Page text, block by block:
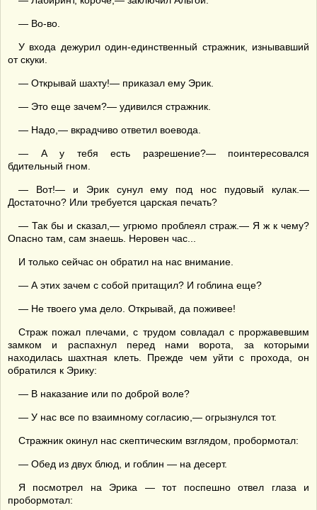
— Во-во.
У входа дежурил один-единственный стражник, изнывавший
от скуки.
— Открывай шахту!— приказал ему Эрик.
— Это еще зачем?— удивился стражник.
— Надо,— вкрадчиво ответил воевода.
— А у тебя есть разрешение?— поинтересовался
бдительный гном.
— Вот!— и Эрик сунул ему под нос пудовый кулак.—
Достаточно? Или требуется царская печать?
— Так бы и сказал,— угрюмо проблеял страж.— Я ж к чему?
Опасно там, сам знаешь. Неровен час...
И только сейчас он обратил на нас внимание.
— А этих зачем с собой притащил? И гоблина еще?
— Не твоего ума дело. Открывай, да поживее!
Страж пожал плечами, с трудом совладал с проржавевшим
замком и распахнул перед нами ворота, за которыми
находилась шахтная клеть. Прежде чем уйти с прохода, он
обратился к Эрику:
— В наказание или по доброй воле?
— У нас все по взаимному согласию,— огрызнулся тот.
Стражник окинул нас скептическим взглядом, пробормотал:
— Обед из двух блюд, и гоблин — на десерт.
Я посмотрел на Эрика — тот поспешно отвел глаза и
пробормотал: